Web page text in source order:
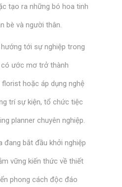
tạo ra những bó hoa tinh
bè và người thân.
tới sự nghiệp trong
ước mơ trở thành
hoặc áp dụng nghệ
trí sự kiện, tổ chức tiệc
planner chuyên nghiệp.
đang bắt đầu khởi nghiệp
vững kiến thức về thiết
phong cách độc đáo